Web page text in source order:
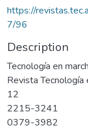
https://
7/96
Description
Tecnología en
Revista
12
2215-3241
0379-3982